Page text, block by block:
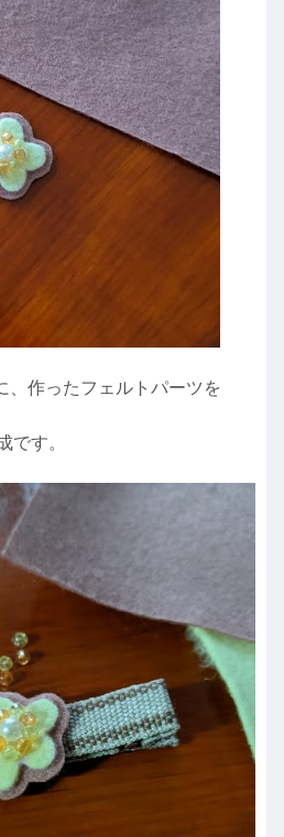
、作ったフェルトパーツを
です。